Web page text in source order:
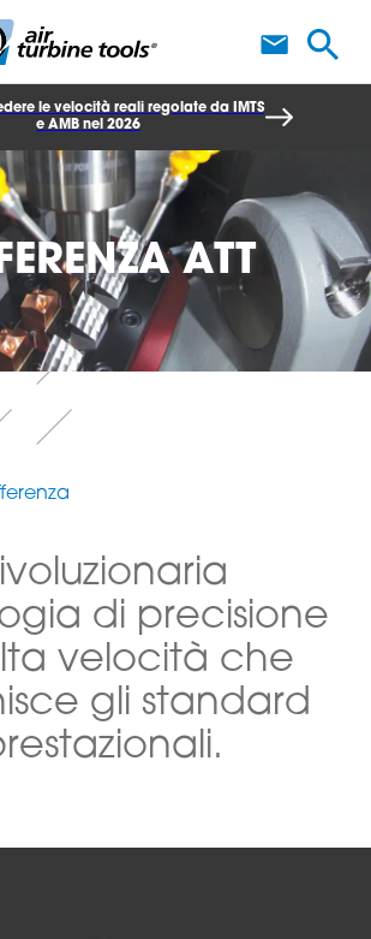
le velocità reali regolate da IMTS
e AMB nel 2026
ATT
di precisione
velocità che
gli standard